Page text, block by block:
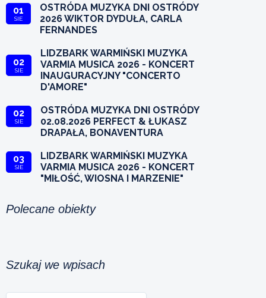
01
SIE
OSTRÓDA MUZYKA DNI OSTRÓDY
2026 WIKTOR DYDUŁA, CARLA
FERNANDES
02
SIE
LIDZBARK WARMIŃSKI MUZYKA
VARMIA MUSICA 2026 - KONCERT
INAUGURACYJNY "CONCERTO
D'AMORE"
02
SIE
OSTRÓDA MUZYKA DNI OSTRÓDY
02.08.2026 PERFECT & ŁUKASZ
DRAPAŁA, BONAVENTURA
03
SIE
LIDZBARK WARMIŃSKI MUZYKA
VARMIA MUSICA 2026 - KONCERT
"MIŁOŚĆ, WIOSNA I MARZENIE"
Polecane obiekty
Szukaj we wpisach